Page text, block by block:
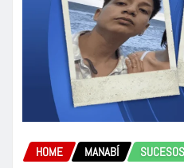
HOME MANABÍ SUCESOS